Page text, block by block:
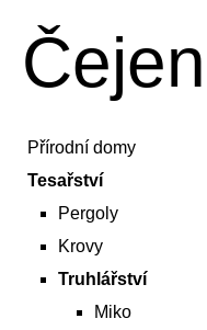
Přírodní domy
Tesařství
Pergoly
Krovy
Truhlářství
Miko